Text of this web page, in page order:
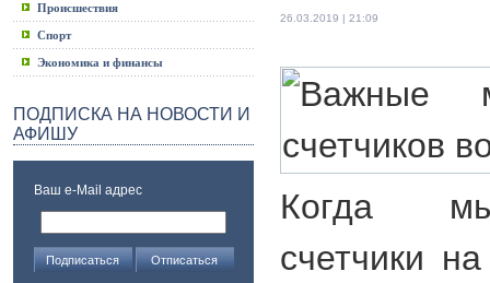
Происшествия
Спорт
Экономика и финансы
ПОДПИСКА НА НОВОСТИ И
АФИШУ
Ваш e-Mail адрес
26.03.2019 | 21:09
Когда мы
счетчики